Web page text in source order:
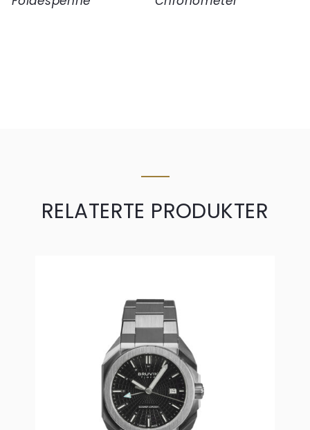
RELATERTE PRODUKTER